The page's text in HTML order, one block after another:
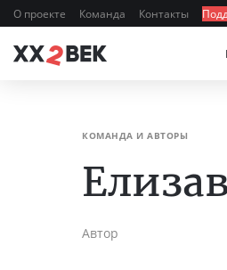
О проекте Команда Контакты
КОМАНДА И АВТОРЫ
Автор